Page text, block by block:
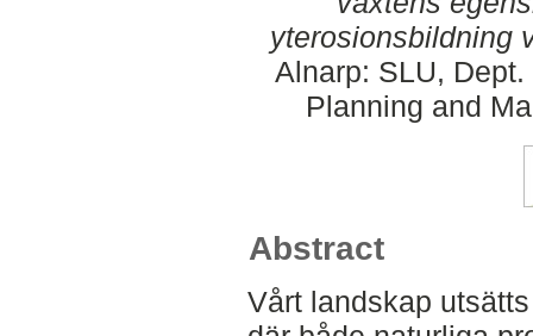
yterosionsbildning
Alnarp: SLU,
Planning and
Abstract
Vårt landskap